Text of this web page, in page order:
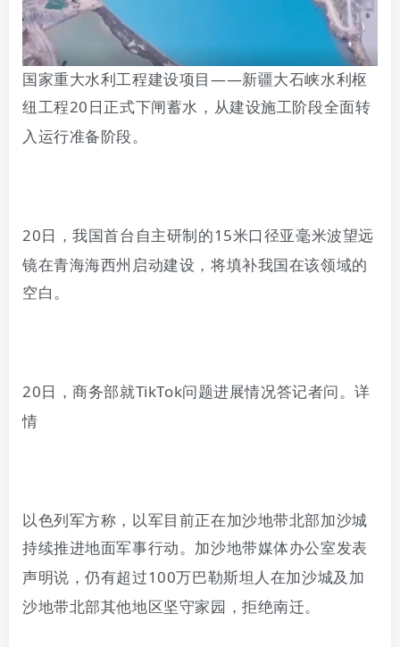
国家重大水利工程建设项目——新疆大石峡水利枢
纽工程20日正式下闸蓄水，从建设施工阶段全面转
入运行准备阶段。
20日，我国首台自主研制的15米口径亚毫米波望远
镜在青海海西州启动建设，将填补我国在该领域的
空白。
20日，商务部就TikTok问题进展情况答记者问。详
情
以色列军方称，以军目前正在加沙地带北部加沙城
持续推进地面军事行动。加沙地带媒体办公室发表
声明说，仍有超过100万巴勒斯坦人在加沙城及加
沙地带北部其他地区坚守家园，拒绝南迁。